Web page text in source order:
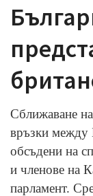
Сближаване
връзки между
обсъдени на
и членове на
парламент.